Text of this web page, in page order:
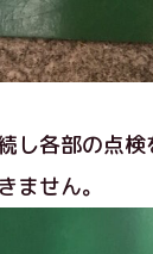
し各部の点検
ません。